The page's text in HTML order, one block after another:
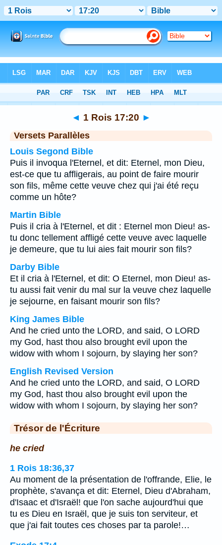
Chapitre 17> Verset 20
◄ 1 Rois 17:20 ►
Versets Parallèles
Louis Segond Bible
Puis il invoqua l'Eternel, et dit: Eternel, mon Dieu,
est-ce que tu affligerais, au point de faire mourir
son fils, même cette veuve chez qui j'ai été reçu
comme un hôte?
Martin Bible
Puis il cria à l'Eternel, et dit : Eternel mon Dieu! as-
tu donc tellement affligé cette veuve avec laquelle
je demeure, que tu lui aies fait mourir son fils?
Darby Bible
Et il cria à l'Eternel, et dit: O Eternel, mon Dieu! as-
tu aussi fait venir du mal sur la veuve chez laquelle
je sejourne, en faisant mourir son fils?
King James Bible
And he cried unto the LORD, and said, O LORD
my God, hast thou also brought evil upon the
widow with whom I sojourn, by slaying her son?
English Revised Version
And he cried unto the LORD, and said, O LORD
my God, hast thou also brought evil upon the
widow with whom I sojourn, by slaying her son?
Trésor de l'Écriture
he cried
1 Rois 18:36,37
Au moment de la présentation de l'offrande, Elie, le
prophète, s'avança et dit: Eternel, Dieu d'Abraham,
d'Isaac et d'Israël! que l'on sache aujourd'hui que
tu es Dieu en Israël, que je suis ton serviteur, et
que j'ai fait toutes ces choses par ta parole!…